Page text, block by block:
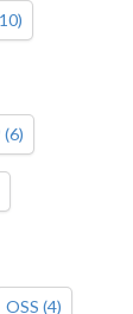
)
(6)
OSS (4)